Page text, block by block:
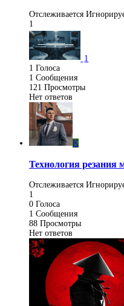
Отслеживается
1
1
1 Голоса
1 Сообщения
121 Просмотры
Нет ответов
K
Технология резания
Отслеживается
1
0 Голоса
1 Сообщения
88 Просмотры
Нет ответов